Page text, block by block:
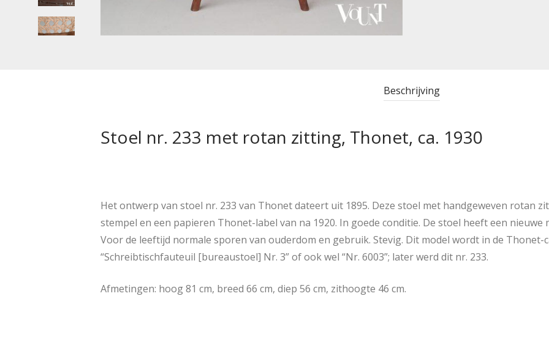
Beschrijving
Stoel nr. 233 met rotan zitting, Thonet, ca. 1930
Het ontwerp van stoel nr. 233 van Thonet dateert uit 1895. Deze stoel met handgeweven rotan
stempel en een papieren Thonet-label van na 1920. In goede conditie. De stoel heeft een
Voor de leeftijd normale sporen van ouderdom en gebruik. Stevig. Dit model wordt in de Thonet-
“Schreibtischfauteuil [bureaustoel] Nr. 3” of ook wel “Nr. 6003”; later werd dit nr. 233.
Afmetingen: hoog 81 cm, breed 66 cm, diep 56 cm, zithoogte 46 cm.